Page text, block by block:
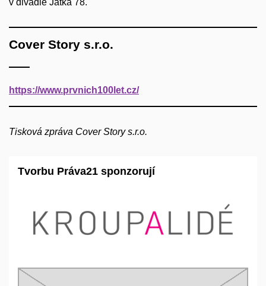
v divadle Jatka 78.
Cover Story s.r.o.
https://www.prvnich100let.cz/
Tisková zpráva Cover Story s.r.o.
Tvorbu Práva21 sponzorují